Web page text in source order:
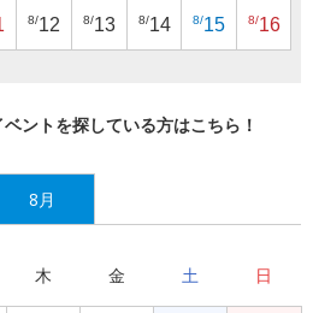
8/12 8/13 8/14 8/15 8/16
ントを探している方はこちら！
8月
木 金 土 日